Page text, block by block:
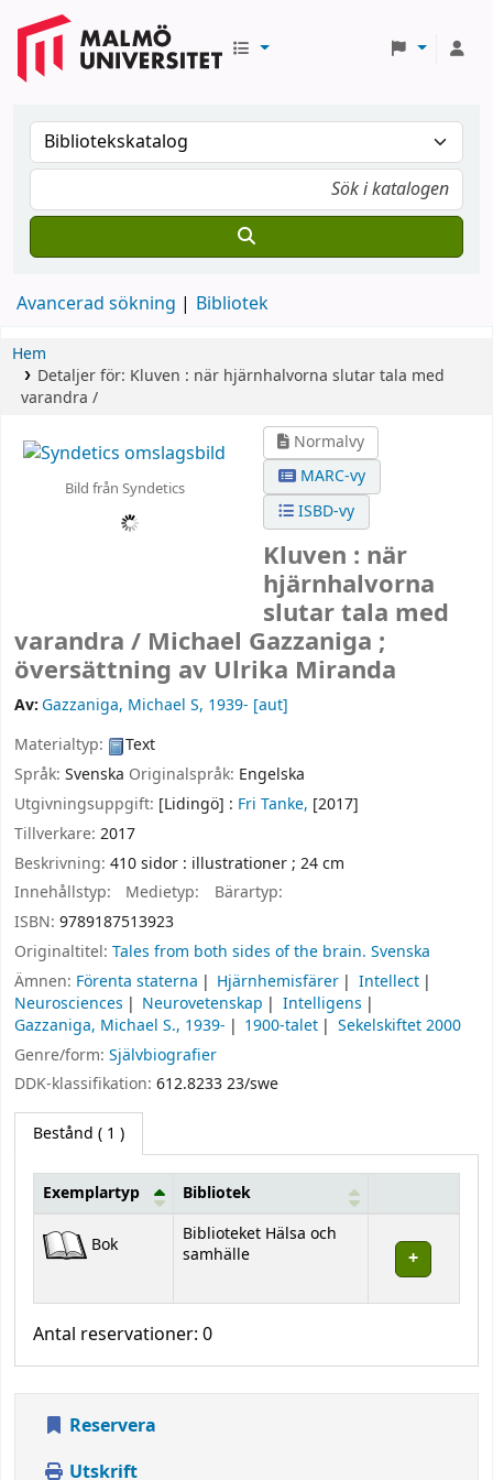
Avancerad sökning Bibliotek
Hem
Detaljer för: Kluven : när hjärnhalvorna slutar tala med
varandra /
Bild från Syndetics
Normalvy
MARC-vy
ISBD-vy
Kluven : när
hjärnhalvorna
slutar tala med
varandra / Michael Gazzaniga ;
översättning av Ulrika Miranda
Av:Gazzaniga, Michael S, 1939- [aut]
Materialtyp:
Text
Språk: Svenska Originalspråk: Engelska
Utgivningsuppgift: [Lidingö] : Fri Tanke, [2017]
Tillverkare: 2017
Beskrivning: 410 sidor : illustrationer ; 24 cm
Innehållstyp:
Medietyp:
Bärartyp:
ISBN: 9789187513923
Originaltitel: Tales from both sides of the brain. Svenska
Ämnen: Förenta staterna Hjärnhemisfärer
Intellect
Neurosciences
Neurovetenskap
Intelligens
Gazzaniga, Michael S., 1939-
1900-talet
Sekelskiftet 2000
Genre/form: Självbiografier
DDK-klassifikation: 612.8233 23/swe
Bestånd ( 1 )
Bestånd
Exemplartyp Bibliotek
Bok
Biblioteket Hälsa och
samhälle
Antal reservationer: 0
Reservera
Utskrift